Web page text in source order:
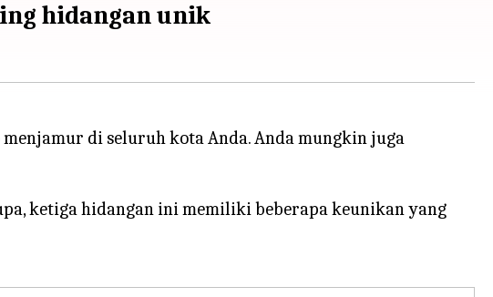
hidangan unik
di seluruh kota Anda. Anda mungkin juga
ketiga hidangan ini memiliki beberapa keunikan yang